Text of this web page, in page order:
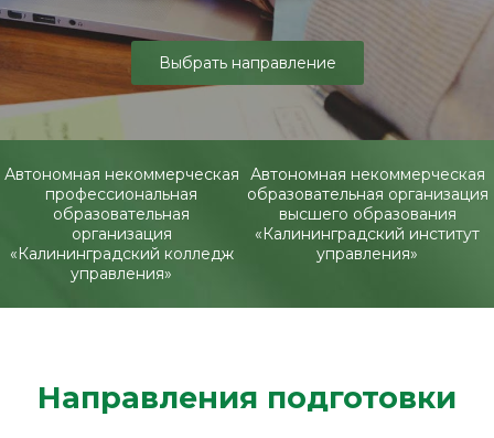
Выбрать направление
Автономная некоммерческая
профессиональная
образовательная
организация
«Калининградский колледж
управления»
Автономная некоммерческая
образовательная организация
высшего образования
«Калининградский институт
управления»
Направления подготовки